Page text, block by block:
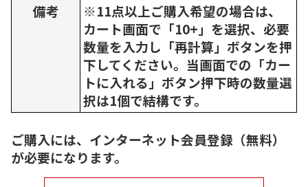
備考
※11点以上ご購入希望の場合は、
カート画面で「10+」を選択、必要
数量を入力し「再計算」ボタンを押
下してください。当画面での「カー
トに入れる」ボタン押下時の数量選
択は1個で結構です。
ご購入には、インターネット会員登録（無料）
が必要になります。